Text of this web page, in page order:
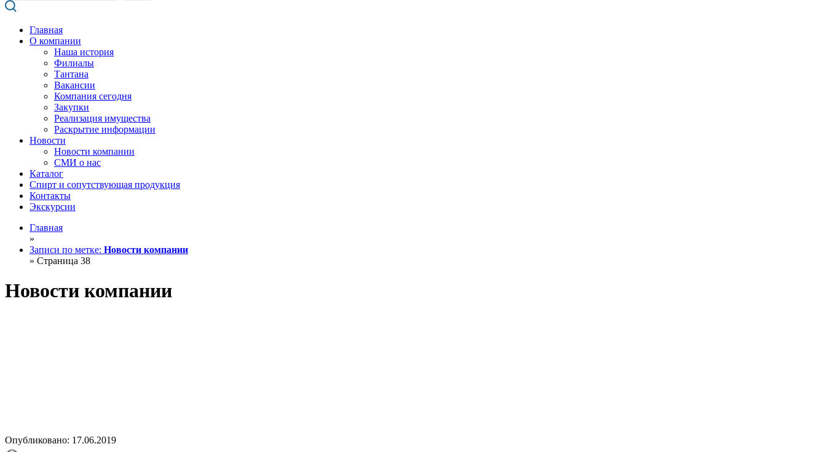
Главная
О компании
Наша история
Филиалы
Тантана
Вакансии
Компания сегодня
Закупки
Реализация имущества
Раскрытие информации
Новости
Новости компании
СМИ о нас
Каталог
Спирт и сопутствующая продукция
Контакты
Экскурсии
Главная
»
Записи по метке: Новости компании
» Страница 38
Новости компании
Опубликовано: 17.06.2019